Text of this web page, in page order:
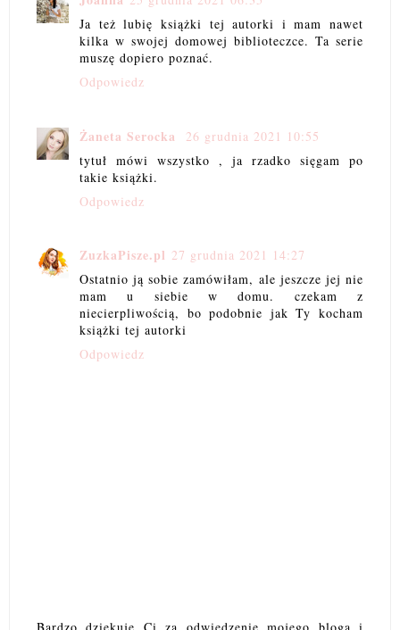
Ja też lubię książki tej autorki i mam nawet
kilka w swojej domowej biblioteczce. Ta serie
muszę dopiero poznać.
Odpowiedz
Żaneta Serocka
26 grudnia 2021 10:55
tytuł mówi wszystko , ja rzadko sięgam po
takie książki.
Odpowiedz
ZuzkaPisze.pl 27 grudnia 2021 14:27
Ostatnio ją sobie zamówiłam, ale jeszcze jej nie
mam u siebie w domu. czekam z
niecierpliwością, bo podobnie jak Ty kocham
książki tej autorki
Odpowiedz